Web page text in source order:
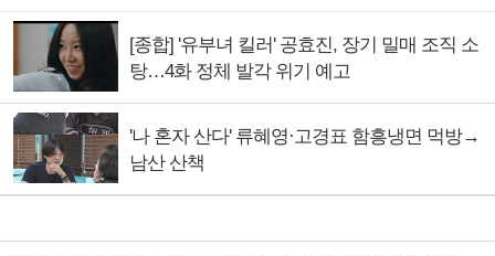
[종합] '유부녀 킬러' 공효진, 장기 밀매 조직 소
탕…4화 정체 발각 위기 예고
'나 혼자 산다' 류혜영·고경표 함흥냉면 먹방→
남산 산책